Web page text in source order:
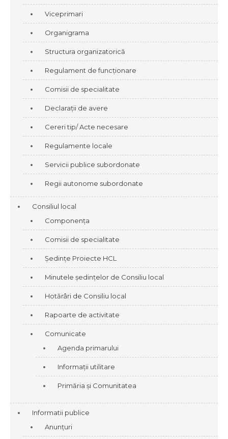
Viceprimari
Organigrama
Structura organizatorică
Regulament de funcționare
Comisii de specialitate
Declarații de avere
Cereri tip/ Acte necesare
Regulamente locale
Servicii publice subordonate
Regii autonome subordonate
Consiliul local
Componența
Comisii de specialitate
Ședințe Proiecte HCL
Minutele ședințelor de Consiliu local
Hotărâri de Consiliu local
Rapoarte de activitate
Comunicate
Agenda primarului
Informații utilitare
Primăria și Comunitatea
Informatii publice
Anunțuri